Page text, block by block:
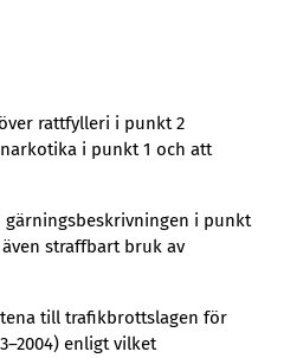
rattfylleri i punkt 2
i punkt 1 och att
i punkt
straffbart bruk av
till trafikbrottslagen för
enligt vilket